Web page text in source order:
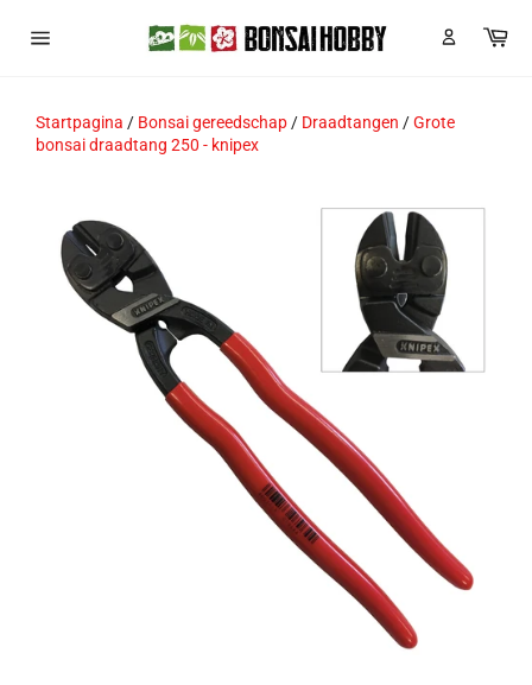
naar
Startpagina / Bonsai gereedschap / Draadtangen /Grote
bonsai draadtang 250 - knipex